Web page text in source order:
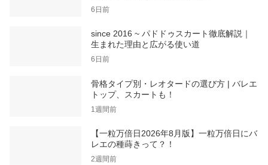
6日前
since 2016 ~ パドドゥスカート徹底解説｜
生まれた理由と広がる使い道
6日前
骨格タイプ別・レオタードの選び方 | バレエ
トップ、スカートも！
1週間前
【一粒万倍日2026年8月版】一粒万倍日にバ
レエの種蒔きって？！
2週間前